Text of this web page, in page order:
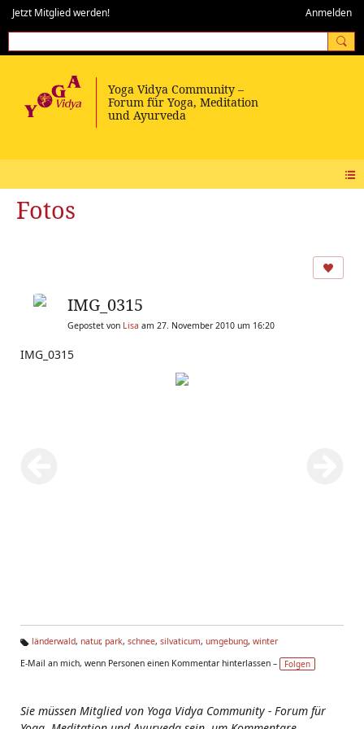
Jetzt Mitglied werden! Anmelden
Fotos
IMG_0315
Gepostet von Lisa am 27. November 2010 um 16:20
IMG_0315
g
länderwald, natur, park, schnee, silvaticum, umgebung, winter
E-Mail an mich, wenn Personen einen Kommentar hinterlassen –
Folgen
Sie müssen Mitglied von Yoga Vidya Community - Forum für